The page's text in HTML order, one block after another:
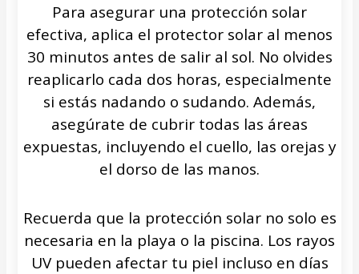
Para asegurar una protección solar
efectiva, aplica el protector solar al menos
30 minutos antes de salir al sol. No olvides
reaplicarlo cada dos horas, especialmente
si estás nadando o sudando. Además,
asegúrate de cubrir todas las áreas
expuestas, incluyendo el cuello, las orejas y
el dorso de las manos.
Recuerda que la protección solar no solo es
necesaria en la playa o la piscina. Los rayos
UV pueden afectar tu piel incluso en días